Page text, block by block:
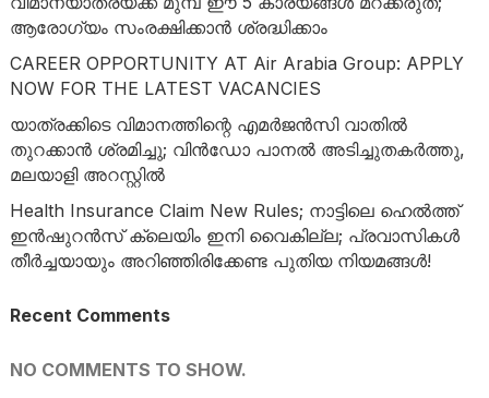
ആരോഗ്യം സംരക്ഷിക്കാൻ ശ്രദ്ധിക്കാം
CAREER OPPORTUNITY AT Air Arabia Group: APPLY
NOW FOR THE LATEST VACANCIES
യാത്രക്കിടെ വിമാനത്തിന്റെ എമർജൻസി വാതിൽ
തുറക്കാൻ ശ്രമിച്ചു; വിൻഡോ പാനൽ അടിച്ചുതകർത്തു,
മലയാളി അറസ്റ്റിൽ
Health Insurance Claim New Rules; നാട്ടിലെ ഹെൽത്ത്
ഇൻഷുറൻസ് ക്ലെയിം ഇനി വൈകില്ല; പ്രവാസികൾ
തീർച്ചയായും അറിഞ്ഞിരിക്കേണ്ട പുതിയ നിയമങ്ങൾ!
Recent Comments
NO COMMENTS TO SHOW.